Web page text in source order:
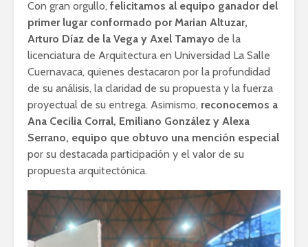
Con gran orgullo, felicitamos al equipo ganador del
primer lugar conformado por Marian Altuzar,
Arturo Díaz de la Vega y Axel Tamayo de la
licenciatura de Arquitectura en Universidad La Salle
Cuernavaca, quienes destacaron por la profundidad
de su análisis, la claridad de su propuesta y la fuerza
proyectual de su entrega. Asimismo, reconocemos a
Ana Cecilia Corral, Emiliano González y Alexa
Serrano, equipo que obtuvo una mención especial
por su destacada participación y el valor de su
propuesta arquitectónica.